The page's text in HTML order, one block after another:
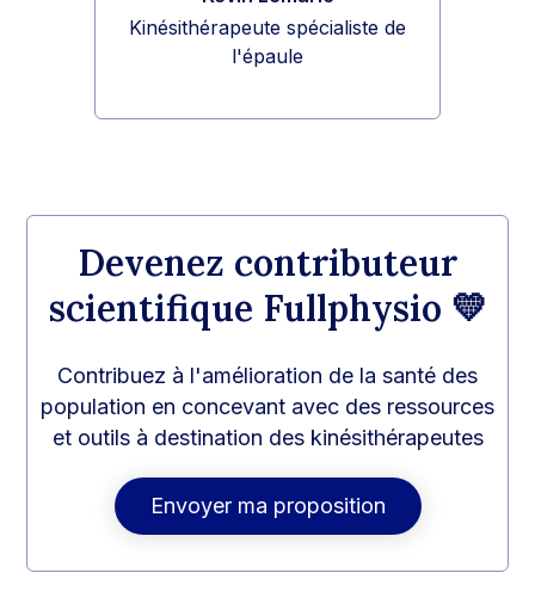
Kinésithérapeute spécialiste de
l'épaule
Devenez contributeur
scientifique Fullphysio 💛
Contribuez à l'amélioration de la santé des
population en concevant avec des ressources
et outils à destination des kinésithérapeutes
Envoyer ma proposition